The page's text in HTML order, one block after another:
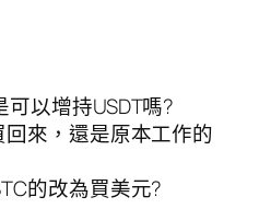
以增持USDT嗎?
回來，還是原本工作的
的改為買美元?